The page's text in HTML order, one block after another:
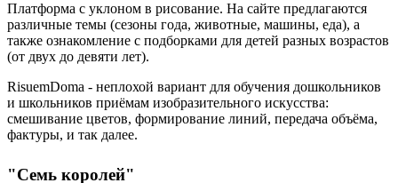
Платформа с уклоном в рисование. На сайте предлагаются
различные темы (сезоны года, животные, машины, еда), а
также ознакомление с подборками для детей разных возрастов
(от двух до девяти лет).
RisuemDoma - неплохой вариант для обучения дошкольников
и школьников приёмам изобразительного искусства:
смешивание цветов, формирование линий, передача объёма,
фактуры, и так далее.
"Семь королей"